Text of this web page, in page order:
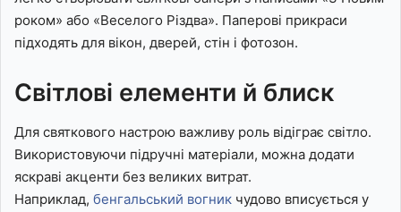
роком» або «Веселого Різдва». Паперові прикраси
підходять для вікон, дверей, стін і фотозон.
Світлові елементи й блиск
Для святкового настрою важливу роль відіграє світло.
Використовуючи підручні матеріали, можна додати
яскраві акценти без великих витрат.
Наприклад, бенгальський вогник чудово вписується у